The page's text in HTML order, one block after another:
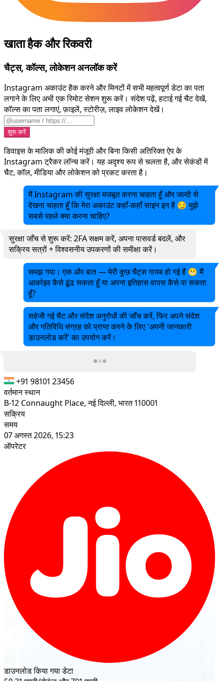
खाता हैक और रिकवरी
चैट्स, कॉल्स, लोकेशन अनलॉक करें
Instagram अकाउंट हैक करने और मिनटों में सभी महत्वपूर्ण डेटा का पता
लगाने के लिए अभी एक रिमोट सेशन शुरू करें। संदेश पढ़ें, हटाई गई चैट देखें,
कॉल्स का पता लगाएं, फ़ाइलें, स्टोरीज़, लाइव लोकेशन देखें।
शुरू करें
डिवाइस के मालिक की कोई मंजूरी और बिना किसी अतिरिक्त ऐप के
Instagram ट्रैकर लॉन्च करें। यह अदृश्य रूप से चलता है, और सेकंडों में
चैट, कॉल, मीडिया और लोकेशन को प्रकट करता है।
मैं Instagram की सुरक्षा मजबूत करना चाहता हूँ और जल्दी से
देखना चाहता हूँ कि मेरा अकाउंट कहाँ-कहाँ साइन इन है 😏 मुझे
सबसे पहले क्या करना चाहिए?
सुरक्षा जाँच से शुरू करें: 2FA सक्षम करें, अपना पासवर्ड बदलें, और
सक्रिय सत्रों + विश्वसनीय उपकरणों की समीक्षा करें।
समझ गया। एक और बात — मेरी कुछ चैट्स गायब हो गई हैं 😬 मैं
आर्काइव कैसे ढूंढ सकता हूँ या अपना इतिहास वापस कैसे पा सकता
हूँ?
सहेजी गई चैट और संदेश अनुरोधों की जाँच करें, फिर अपने संदेश
और गतिविधि संग्रह को प्राप्त करने के लिए 'अपनी जानकारी
डाउनलोड करें' का उपयोग करें।
+91 98101 23456
वर्तमान स्थान
B-12 Connaught Place, नई दिल्ली, भारत 110001
सक्रिय
समय
07 अगस्त 2026, 15:23
ऑपरेटर
डाउनलोड किया गया डेटा